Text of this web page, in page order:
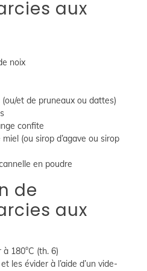
aux
noix
(ou/et de pruneaux ou dattes)
confite
(ou sirop d’agave ou sirop
en poudre
de
aux
180°C (th. 6)
les évider à l’aide d’un vide-